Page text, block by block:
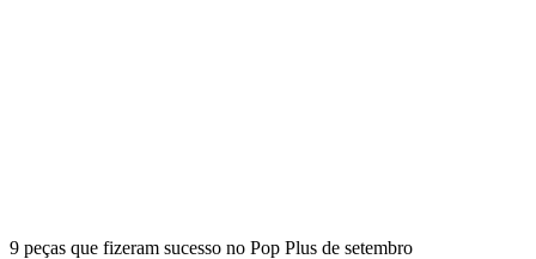
9 peças que fizeram sucesso no Pop Plus de setembro